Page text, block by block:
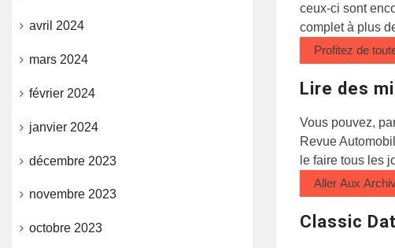
ceux-ci sont
complet à plus
Profitez de
Lire des
Vous pouvez,
Revue
le faire tous les
Aller Aux
Classic
avril 2024
mars 2024
février 2024
janvier 2024
décembre 2023
novembre 2023
octobre 2023